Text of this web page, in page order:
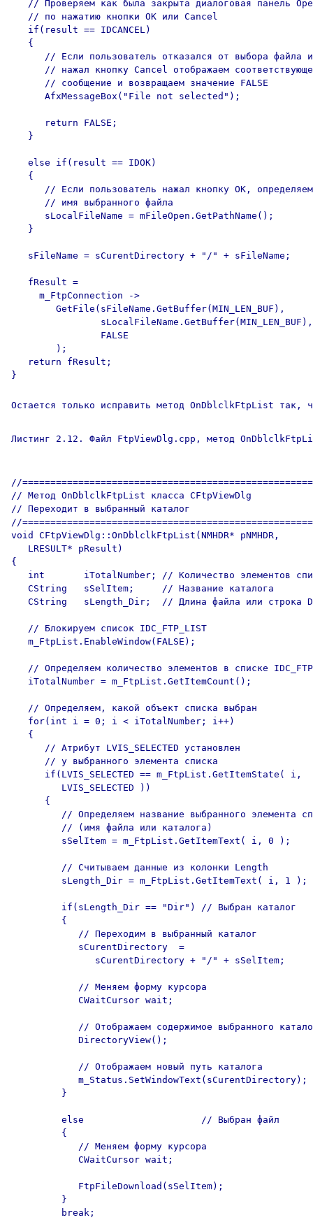
// Проверяем как была закрыта диалоговая панель
   // по нажатию кнопки OK или Cancel
   if(result == IDCANCEL)
   {
// Если пользователь отказался от выбора файла
// нажал кнопку Cancel отображаем
      // сообщение и возвращаем значение FALSE
      AfxMessageBox("File not selected");
      return FALSE;
   }
   else if(result == IDOK)
   {
// Если пользователь нажал кнопку OK,
      // имя выбранного файла
      sLocalFileName = mFileOpen.GetPathName();
   }
   sFileName = sCurentDirectory + "/" + sFileName;
   fResult =
     m_FtpConnection ->
        GetFile(sFileName.GetBuffer(MIN_LEN_BUF),
                sLocalFileName.GetBuffer(MIN_LEN_BUF),
                FALSE
        );
   return fResult;
}
Остается только исправить метод OnDblclkFtpList так,
Листинг 2.12. Файл FtpViewDlg.cpp, метод
//
// Метод OnDblclkFtpList класса CFtpViewDlg
// Переходит в выбранный каталог
//
void CFtpViewDlg::OnDblclkFtpList(NMHDR* pNMHDR,
   LRESULT* pResult)
{
int       iTotalNumber; // Количество элементов
   CString   sSelItem;     // Название каталога
CString   sLength_Dir;  // Длина файла или строка
   // Блокируем список IDC_FTP_LIST
   m_FtpList.EnableWindow(FALSE);
// Определяем количество элементов в списке
   iTotalNumber = m_FtpList.GetItemCount();
   // Определяем, какой объект списка выбран
   for(int i = 0; i < iTotalNumber; i++)
   {
      // Атрибут LVIS_SELECTED установлен
      // у выбранного элемента списка
      if(LVIS_SELECTED == m_FtpList.GetItemState( i,
         LVIS_SELECTED ))
      {
// Определяем название выбранного элемента
         // (имя файла или каталога)
         sSelItem = m_FtpList.GetItemText( i, 0 );
         // Считываем данные из колонки Length
         sLength_Dir = m_FtpList.GetItemText( i, 1 );
         if(sLength_Dir == "Dir") // Выбран каталог
         {
            // Переходим в выбранный каталог
            sCurentDirectory  =
               sCurentDirectory + "/" + sSelItem;
            // Меняем форму курсора
            CWaitCursor wait;
// Отображаем содержимое выбранного
            DirectoryView();
            // Отображаем новый путь каталога
            m_Status.SetWindowText(sCurentDirectory);
         }
         else                     // Выбран файл
         {
            // Меняем форму курсора
            CWaitCursor wait;
            FtpFileDownload(sSelItem);
         }
         break;